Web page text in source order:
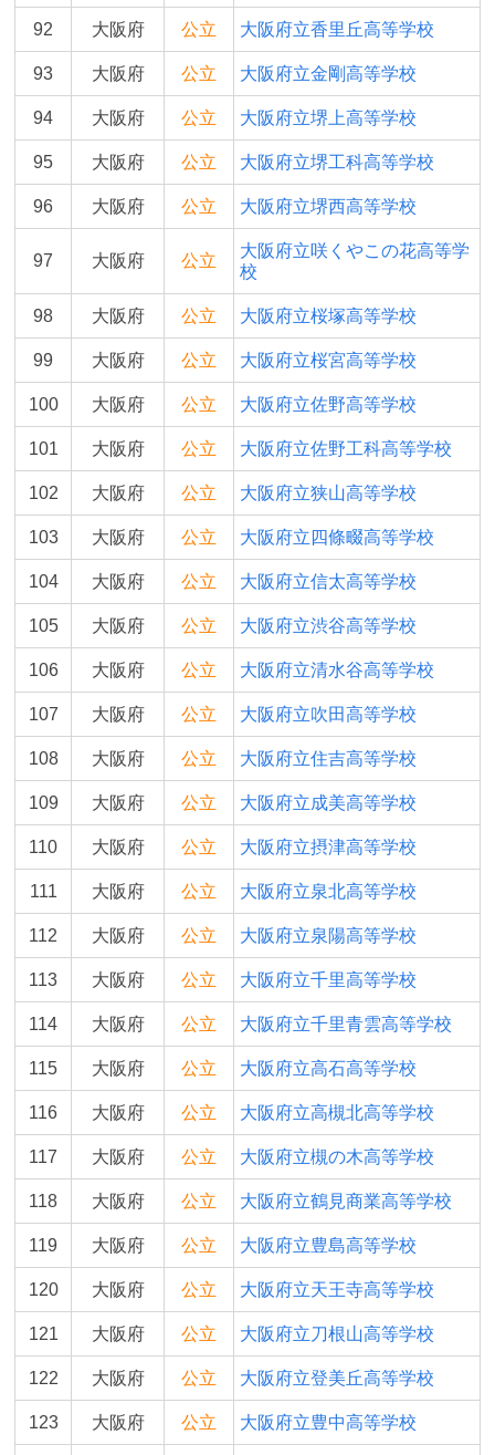
92 大阪府 公立 大阪府立香里丘高等学校
93 大阪府 公立 大阪府立金剛高等学校
94 大阪府 公立 大阪府立堺上高等学校
95 大阪府 公立 大阪府立堺工科高等学校
96 大阪府 公立 大阪府立堺西高等学校
97 大阪府 公立
大阪府立咲くやこの花高等学
校
98 大阪府 公立 大阪府立桜塚高等学校
99 大阪府 公立 大阪府立桜宮高等学校
100 大阪府 公立 大阪府立佐野高等学校
101 大阪府 公立 大阪府立佐野工科高等学校
102 大阪府 公立 大阪府立狭山高等学校
103 大阪府 公立 大阪府立四條畷高等学校
104 大阪府 公立 大阪府立信太高等学校
105 大阪府 公立 大阪府立渋谷高等学校
106 大阪府 公立 大阪府立清水谷高等学校
107 大阪府 公立 大阪府立吹田高等学校
108 大阪府 公立 大阪府立住吉高等学校
109 大阪府 公立 大阪府立成美高等学校
110 大阪府 公立 大阪府立摂津高等学校
111 大阪府 公立 大阪府立泉北高等学校
112 大阪府 公立 大阪府立泉陽高等学校
113 大阪府 公立 大阪府立千里高等学校
114 大阪府 公立 大阪府立千里青雲高等学校
115 大阪府 公立 大阪府立高石高等学校
116 大阪府 公立 大阪府立高槻北高等学校
117 大阪府 公立 大阪府立槻の木高等学校
118 大阪府 公立 大阪府立鶴見商業高等学校
119 大阪府 公立 大阪府立豊島高等学校
120 大阪府 公立 大阪府立天王寺高等学校
121 大阪府 公立 大阪府立刀根山高等学校
122 大阪府 公立 大阪府立登美丘高等学校
123 大阪府 公立 大阪府立豊中高等学校